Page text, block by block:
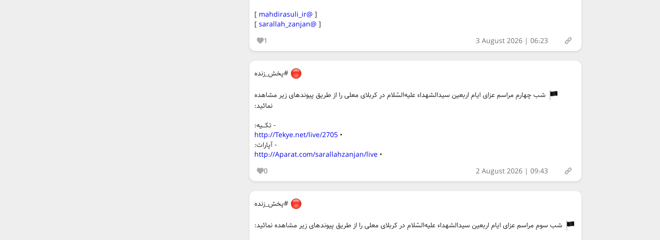
[
@mahdirasuli_ir
]
[
@sarallah_zanjan
]
1
3 August 2026 | 06:23
#پخش_زنده
شب چهارم مراسم عزای ایام اربعین سیدالشهداء علیه‌السّلام در کربلای معلی را از طریق پیوندهای زیر مشاهده
نمائید:
- تکـــیه:
•
http://Tekye.net/live/2705
- آپارات:
•
http://Aparat.com/sarallahzanjan/live
0
2 August 2026 | 09:43
#پخش_زنده
شب سوم مراسم عزای ایام اربعین سیدالشهداء علیه‌السّلام در کربلای معلی را از طریق پیوندهای زیر مشاهده نمائید: